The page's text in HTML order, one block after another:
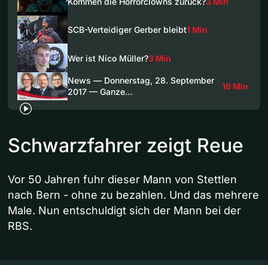
SCB-Verteidiger Gerber bleibt1 Min
Wer ist Nico Müller?3 Min
News — Donnerstag, 28. September
2017 — Ganze…
16 Min
Schwarzfahrer zeigt Reue
Vor 50 Jahren fuhr dieser Mann von Stettlen
nach Bern - ohne zu bezahlen. Und das mehrere
Male. Nun entschuldigt sich der Mann bei der
RBS.